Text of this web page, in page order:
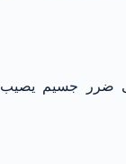
ضرر جسيم يصيب